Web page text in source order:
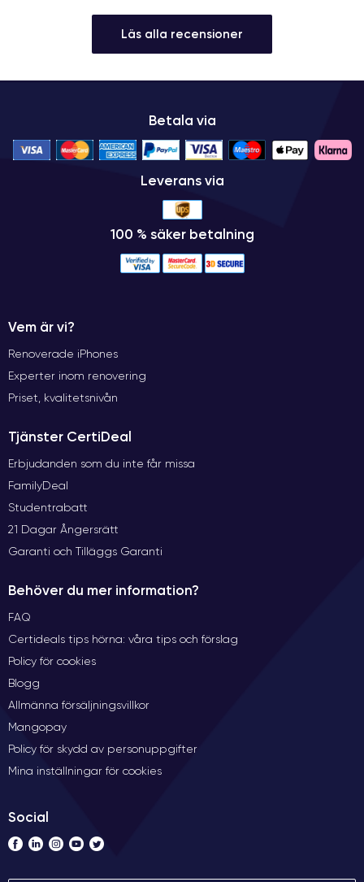
Läs alla recensioner
Betala via
Leverans via
100 % säker betalning
Vem är vi?
Renoverade iPhones
Experter inom renovering
Priset, kvalitetsnivån
Tjänster CertiDeal
Erbjudanden som du inte får missa
FamilyDeal
Studentrabatt
21 Dagar Ångersrätt
Garanti och Tilläggs Garanti
Behöver du mer information?
FAQ
Certideals tips hörna: våra tips och förslag
Policy för cookies
Blogg
Allmänna försäljningsvillkor
Mangopay
Policy för skydd av personuppgifter
Mina inställningar för cookies
Social